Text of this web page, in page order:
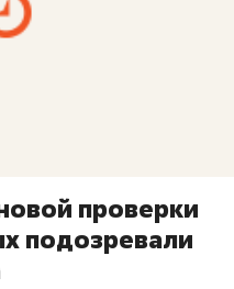
проверки
подозревали